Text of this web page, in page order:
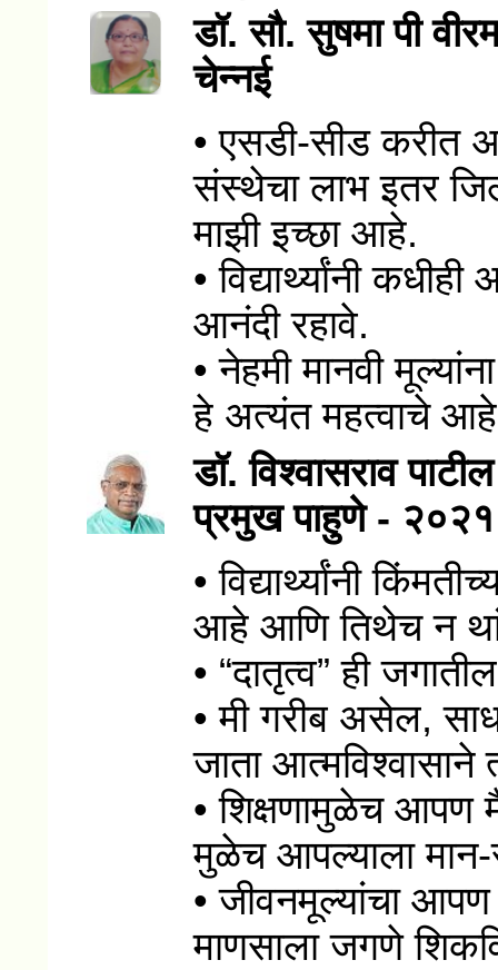
डॉ. सौ. सुषमा पी
चेन्नई
• एसडी-सीड करीत
संस्थेचा लाभ इतर
माझी इच्छा आहे.
• विद्यार्थ्यांनी
आनंदी रहावे.
• नेहमी मानवी
हे अत्यंत महत्वाचे
डॉ. विश्वासराव
प्रमुख पाहुणे - २०२१
• विद्यार्थ्यांनी
आहे आणि तिथेच न
• “दातृत्व” ही
• मी गरीब असेल,
जाता आत्मविश्वासाने
• शिक्षणामुळेच आपण
मुळेच आपल्याला
• जीवनमूल्यांचा
माणसाला जगणे